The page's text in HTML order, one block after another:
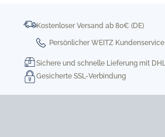
Kostenloser Versand ab 80€ (DE)
Persönlicher WEITZ Kundenservice
Sichere und schnelle Lieferung mit DHL
Gesicherte SSL-Verbindung